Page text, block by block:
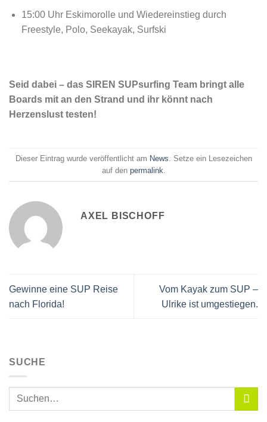
15:00 Uhr Eskimorolle und Wiedereinstieg durch
Freestyle, Polo, Seekayak, Surfski
Seid dabei – das SIREN SUPsurfing Team bringt alle
Boards mit an den Strand und ihr könnt nach
Herzenslust testen!
Dieser Eintrag wurde veröffentlicht am News . Setze ein Lesezeichen
auf den permalink
AXEL BISCHOFF
Gewinne eine SUP Reise
nach Florida!
Vom Kayak zum SUP –
Ulrike ist umgestiegen.
SUCHE